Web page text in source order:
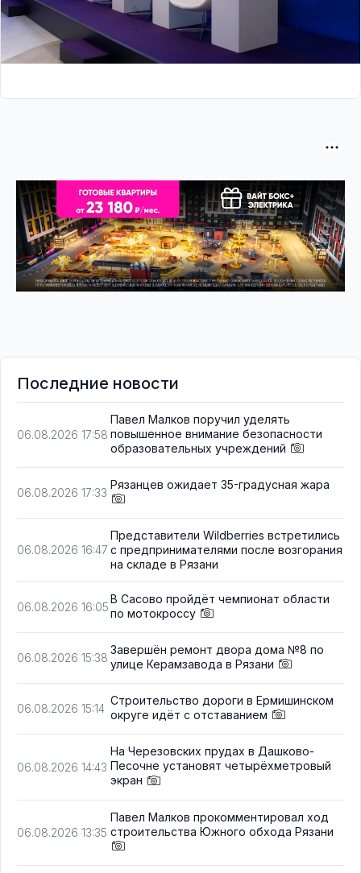
Последние новости
06.08.2026 17:58
Павел Малков поручил уделять
повышенное внимание безопасности
образовательных учреждений
06.08.2026 17:33
Рязанцев ожидает 35-градусная жара
06.08.2026 16:47
Представители Wildberries встретились
с предпринимателями после возгорания
на складе в Рязани
06.08.2026 16:05
В Сасово пройдёт чемпионат области
по мотокроссу
06.08.2026 15:38
Завершён ремонт двора дома №8 по
улице Керамзавода в Рязани
06.08.2026 15:14
Строительство дороги в Ермишинском
округе идёт с отставанием
06.08.2026 14:43
На Черезовских прудах в Дашково-
Песочне установят четырёхметровый
экран
06.08.2026 13:35
Павел Малков прокомментировал ход
строительства Южного обхода Рязани